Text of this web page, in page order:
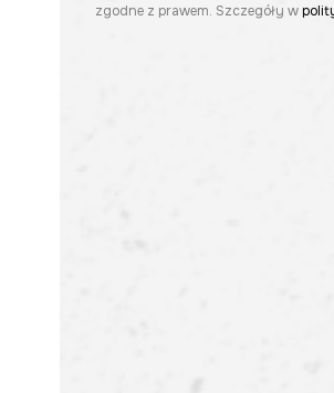
zgodne z prawem. Szczegóły w